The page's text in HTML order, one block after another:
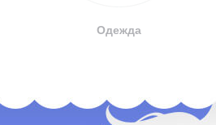
Одежда